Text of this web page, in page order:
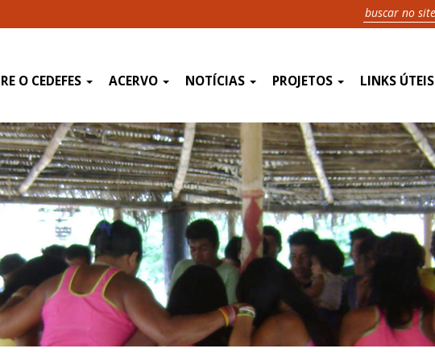
O CEDEFES ACERVO NOTÍCIAS PROJETOS LINKS ÚTEIS